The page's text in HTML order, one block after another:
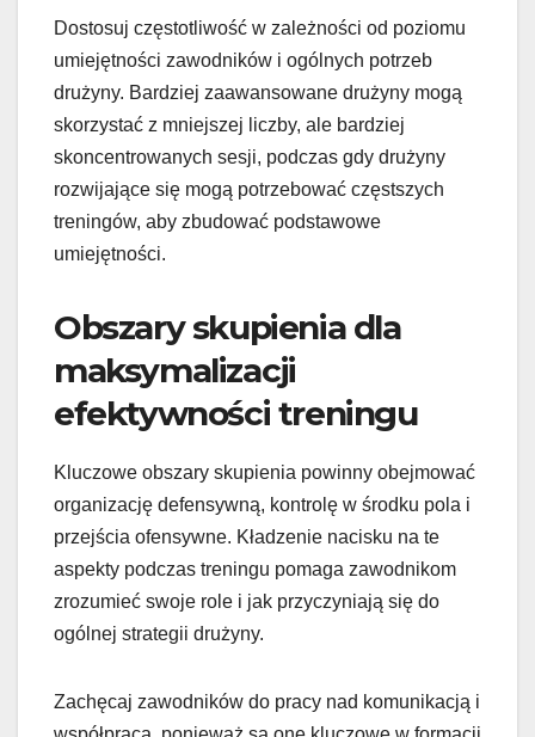
Dostosuj częstotliwość w zależności od poziomu
umiejętności zawodników i ogólnych potrzeb
drużyny. Bardziej zaawansowane drużyny mogą
skorzystać z mniejszej liczby, ale bardziej
skoncentrowanych sesji, podczas gdy drużyny
rozwijające się mogą potrzebować częstszych
treningów, aby zbudować podstawowe
umiejętności.
Obszary skupienia dla
maksymalizacji
efektywności treningu
Kluczowe obszary skupienia powinny obejmować
organizację defensywną, kontrolę w środku pola i
przejścia ofensywne. Kładzenie nacisku na te
aspekty podczas treningu pomaga zawodnikom
zrozumieć swoje role i jak przyczyniają się do
ogólnej strategii drużyny.
Zachęcaj zawodników do pracy nad komunikacją i